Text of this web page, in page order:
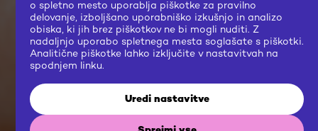
o spletno mesto uporablja piškotke za pravilno
delovanje, izboljšano uporabniško izkušnjo in analizo
obiska, ki jih brez piškotkov ne bi mogli nuditi. Z
nadaljnjo uporabo spletnega mesta soglašate s piškotki.
Analitične piškotke lahko izključite v nastavitvah na
spodnjem linku.
Uredi nastavitve